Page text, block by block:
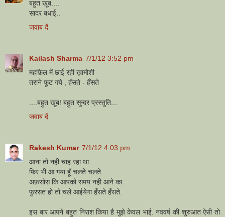
बहुत खूब....
सादर बधाई..
जवाब दें
Kailash Sharma 7/1/12 3:52 pm
महफ़िल में छाई रही ख़ामोशी
तराने फूट गये , हँसते - हँसते
....बहुत खूब! बहुत सुन्दर प्रस्तुति...
जवाब दें
Rakesh Kumar 7/1/12 4:03 pm
आना तो नही चाह रहा था
फिर भी आ गया हूँ चलते चलते
अफ़सोस कि आपको समय नही आने का
फुरसत हो तो चले आईयेगा हँसते हँसते.
इस बार आपने बहुत निराश किया है मुझे केवल भाई. नववर्ष की शुरुआत ऐसी तो